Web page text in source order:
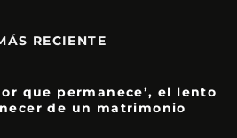
RECIENTE
que permanece’, el lento
de un matrimonio